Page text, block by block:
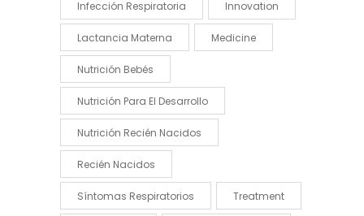
Infección Respiratoria Innovation
Lactancia Materna Medicine
Nutrición Bebés
Nutrición Para El Desarrollo
Nutrición Recién Nacidos
Recién Nacidos
Síntomas Respiratorios Treatment